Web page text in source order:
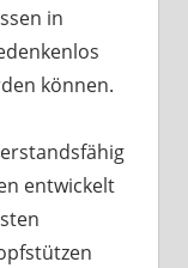
in
können.
entwickelt